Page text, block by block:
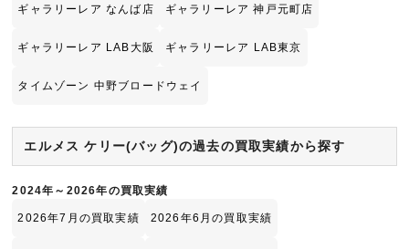
ギャラリーレア なんば店 ギャラリーレア 神戸元町店
ギャラリーレア LAB大阪 ギャラリーレア LAB東京
タイムゾーン 中野ブロードウェイ
エルメス ケリー(バッグ)の過去の買取実績から探す
2024年～2026年の買取実績
2026年7月の買取実績 2026年6月の買取実績